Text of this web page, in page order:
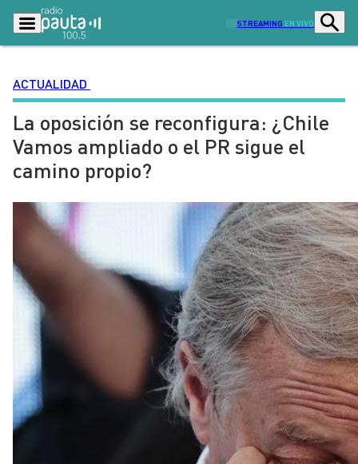
STREAMING EN VIVO
Podcasts Programas
Lo Último Actualidad
Ciudad
Radio en vivo Sostenibilidad
Tendencias Deportes
Entretención y Cultura Opinión
Dato en Pauta Señal 2
Contenido Patrocinado
ACTUALIDAD
La oposición se reconfigura: ¿Chile
Vamos ampliado o el PR sigue el
camino propio?